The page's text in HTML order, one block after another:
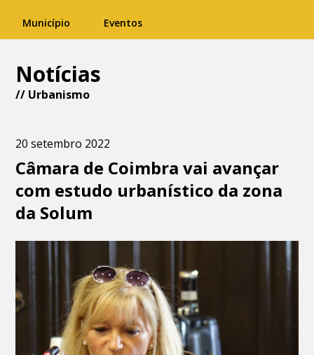
Município Eventos
Notícias
// Urbanismo
20 setembro 2022
Câmara de Coimbra vai avançar
com estudo urbanístico da zona
da Solum